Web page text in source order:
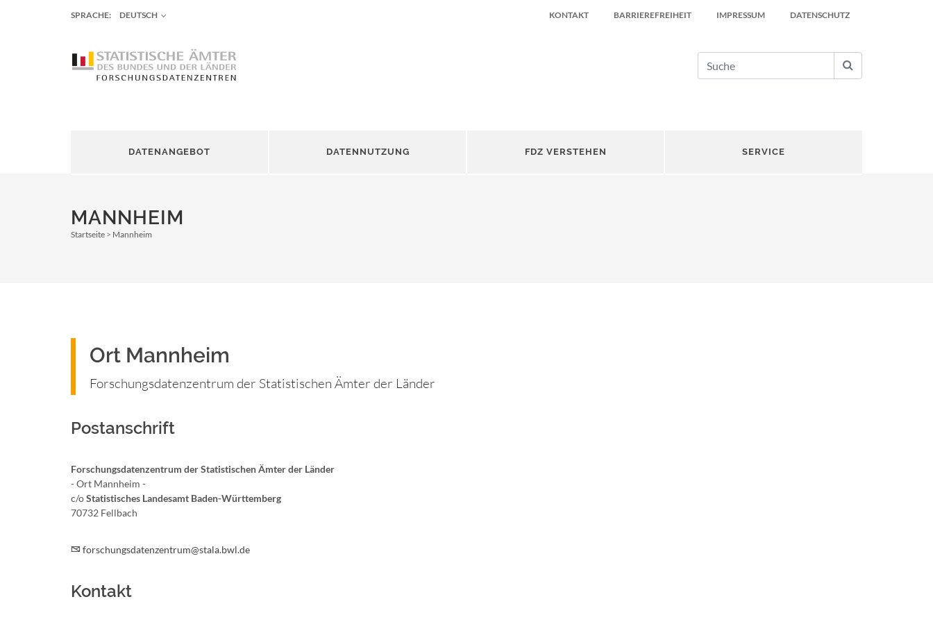
SPRACHE: DEUTSCH KONTAKT BARRIEREFREIHEIT IMPRESSUM DATENSCHUTZ
DATENANGEBOT DATENNUTZUNG FDZ VERSTEHEN SERVICE
MANNHEIM
Pfadnavigation
Startseite Mannheim
Ort Mannheim
Forschungsdatenzentrum der Statistischen Ämter der Länder
Postanschrift
Forschungsdatenzentrum der Statistischen Ämter der Länder
- Ort Mannheim -
c/oStatistisches Landesamt Baden-Württemberg
70732 Fellbach
forschungsdatenzentrum@stala.bwl.de
Kontakt